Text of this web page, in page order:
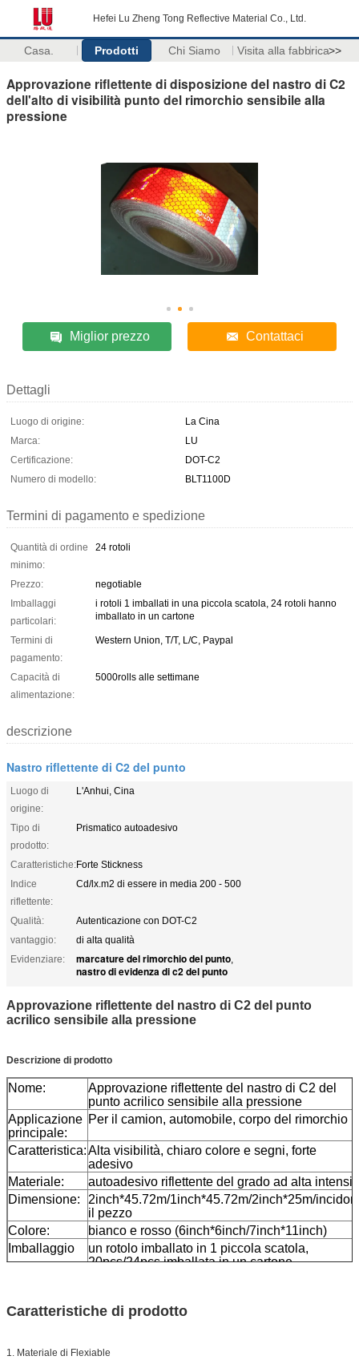
Hefei Lu Zheng Tong Reflective Material Co., Ltd.
Casa. Prodotti Chi Siamo Visita alla fabbrica>>
Approvazione riflettente di disposizione del nastro di C2
dell'alto di visibilità punto del rimorchio sensibile alla
pressione
Miglior prezzo Contattaci
Dettagli
Luogo di origine:
La Cina
Marca:
LU
Certificazione:
DOT-C2
Numero di modello:
BLT1100D
Termini di pagamento e spedizione
Quantità di ordine
minimo:
24 rotoli
Prezzo:
negotiable
Imballaggi
particolari:
i rotoli 1 imballati in una piccola scatola, 24 rotoli hanno
imballato in un cartone
Termini di
pagamento:
Western Union, T/T, L/C, Paypal
Capacità di
alimentazione:
5000rolls alle settimane
descrizione
Nastro riflettente di C2 del punto
Luogo di
origine:
L'Anhui, Cina
Tipo di
prodotto:
Prismatico autoadesivo
Caratteristiche:Forte Stickness
Indice
riflettente:
Cd/lx.m2 di essere in media 200 - 500
Qualità:
Autenticazione con DOT-C2
vantaggio:
di alta qualità
Evidenziare:
marcature del rimorchio del punto,
nastro di evidenza di c2 del punto
Approvazione riflettente del nastro di C2 del punto
acrilico sensibile alla pressione
Descrizione di prodotto
Nome:
Approvazione riflettente del nastro di C2 del
punto acrilico sensibile alla pressione
Applicazione
principale:
Per il camion, automobile, corpo del rimorchio
Caratteristica:Alta visibilità, chiaro colore e segni, forte
adesivo
Materiale:
autoadesivo riflettente del grado ad alta
Dimensione:
2inch*45.72m/1inch*45.72m/2inch*25m/
il pezzo
Colore:
bianco e rosso (6inch*6inch/7inch*11inch)
Imballaggio
un rotolo imballato in 1 piccola scatola,
20pcs/24pcs imballata in un cartone
Caratteristiche di prodotto
1. Materiale di Flexiable